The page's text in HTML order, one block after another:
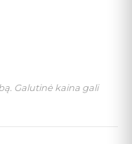
Galutinė kaina gali